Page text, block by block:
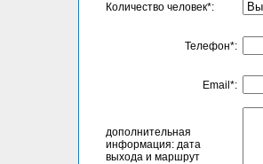
Количество человек*:
Телефон*:
Email*:
дополнительная
информация: дата
выхода и маршрут